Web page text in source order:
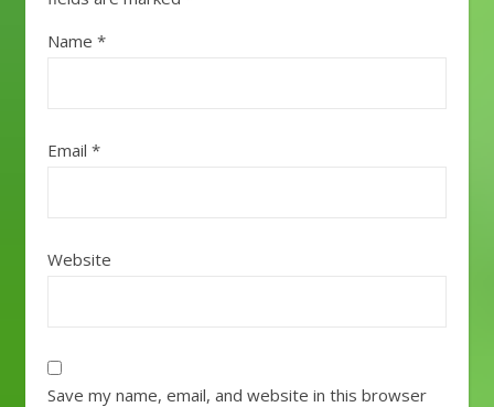
Name *
Email *
Website
Save my name, email, and website in this browser